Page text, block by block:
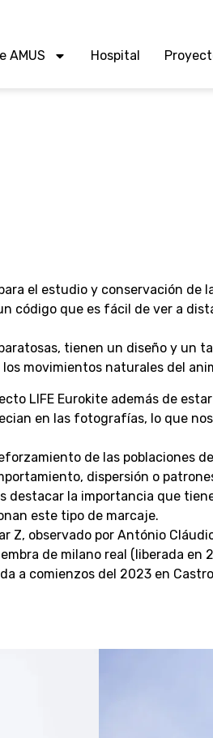
AMUS Hospital
el estudio y conservación de
código que es fácil de ver a
tienen un diseño y un
movimientos naturales del
LIFE Eurokite además de
en las fotografías, lo que
de las poblaciones
dispersión o
destacar la importancia que
este tipo de marcaje.
Z, observado por António
de milano real (liberada en
a comienzos del 2023 en